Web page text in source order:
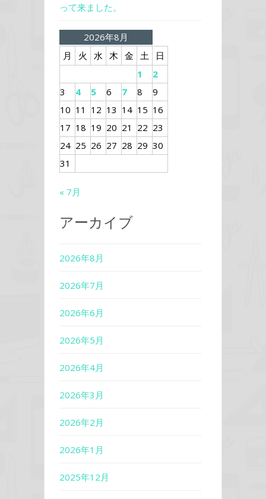
って来ました。
2026年8月
月
火 水 木 金 土
日
1
2
3
4 5 6 7 8
9
10 11 12 13 14 15 16
17 18 19 20 21 22 23
24 25 26 27 28 29 30
31
« 7月
アーカイブ
2026年8月
2026年7月
2026年6月
2026年5月
2026年4月
2026年3月
2026年2月
2026年1月
2025年12月